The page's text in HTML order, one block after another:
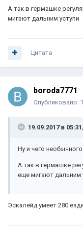
А так в гермашке
мигают дальним уступи
Цитата
boroda7771
Опубликовано:
19.09.2017 в
Ну и чего
А так в гермашке
еще мигают дальним
Эскалейд умеет 280